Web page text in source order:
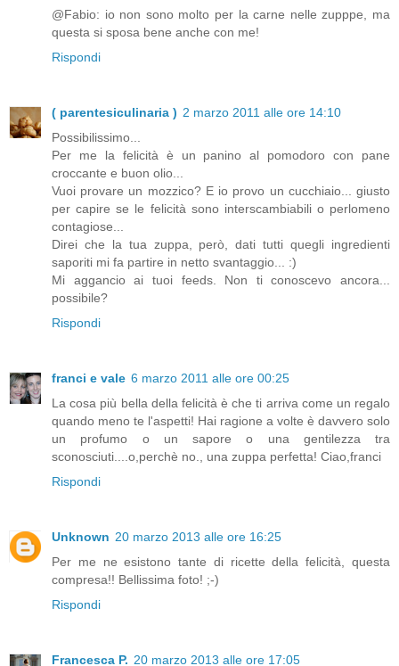
@Fabio: io non sono molto per la carne nelle zupppe, ma
questa si sposa bene anche con me!
Rispondi
( parentesiculinaria ) 2 marzo 2011 alle ore 14:10
Possibilissimo...
Per me la felicità è un panino al pomodoro con pane
croccante e buon olio...
Vuoi provare un mozzico? E io provo un cucchiaio... giusto
per capire se le felicità sono interscambiabili o perlomeno
contagiose...
Direi che la tua zuppa, però, dati tutti quegli ingredienti
saporiti mi fa partire in netto svantaggio... :)
Mi aggancio ai tuoi feeds. Non ti conoscevo ancora...
possibile?
Rispondi
franci e vale 6 marzo 2011 alle ore 00:25
La cosa più bella della felicità è che ti arriva come un regalo
quando meno te l'aspetti! Hai ragione a volte è davvero solo
un profumo o un sapore o una gentilezza tra
sconosciuti....o,perchè no., una zuppa perfetta! Ciao,franci
Rispondi
Unknown 20 marzo 2013 alle ore 16:25
Per me ne esistono tante di ricette della felicità, questa
compresa!! Bellissima foto! ;-)
Rispondi
Francesca P. 20 marzo 2013 alle ore 17:05